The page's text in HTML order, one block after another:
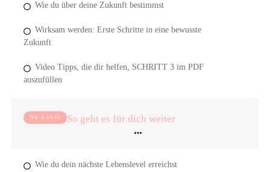
Wie du über deine Zukunft bestimmst
Wirksam werden: Erste Schritte in eine bewusste
Zukunft
Video Tipps, die dir helfen, SCHRITT 3 im PDF
auszufüllen
No Label So geht es für dich weiter
Wie du dein nächste Lebenslevel erreichst